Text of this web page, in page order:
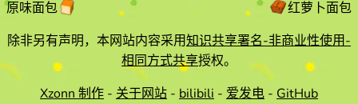
原味面包
红萝卜面包
除非另有声明，本网站内容采用知识共享署名-非商业性使用-
相同方式共享授权。
Xzonn 制作 - 关于网站 - bilibili - 爱发电 - GitHub